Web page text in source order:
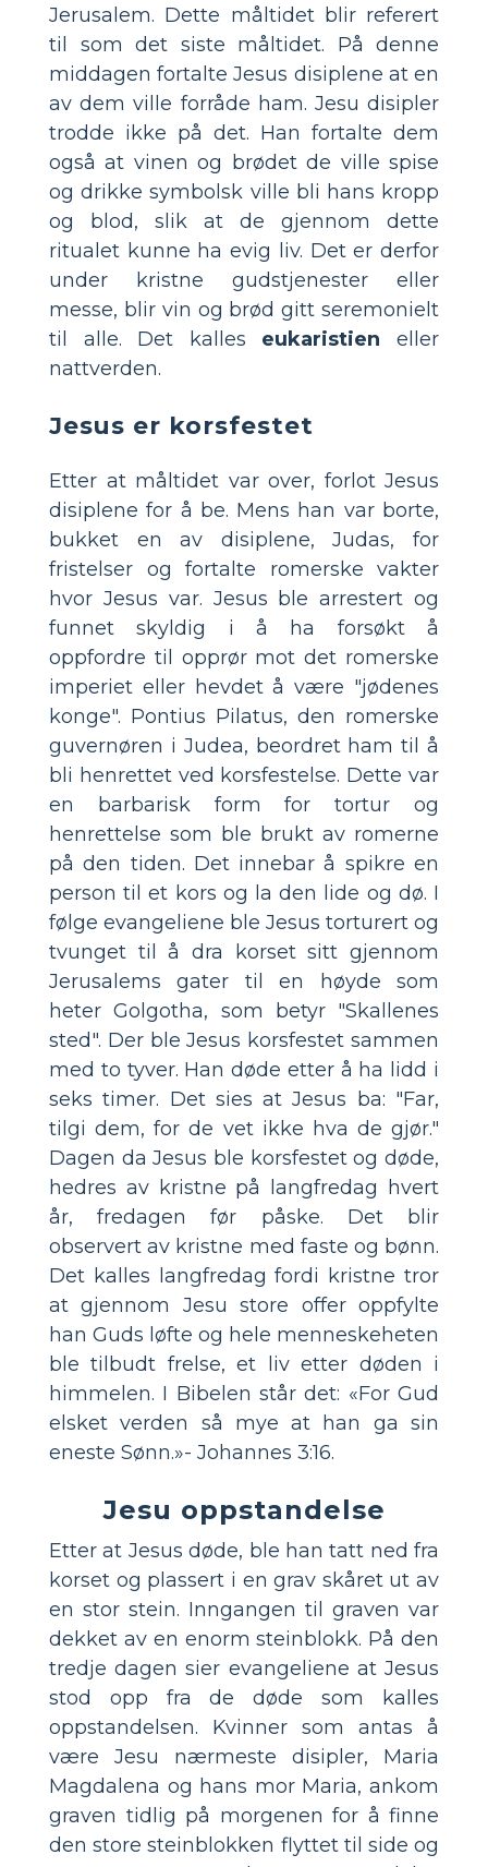
Jerusalem. Dette måltidet blir referert
til som det siste måltidet. På denne
middagen fortalte Jesus disiplene at en
av dem ville forråde ham. Jesu disipler
trodde ikke på det. Han fortalte dem
også at vinen og brødet de ville spise
og drikke symbolsk ville bli hans kropp
og blod, slik at de gjennom dette
ritualet kunne ha evig liv. Det er derfor
under kristne gudstjenester eller
messe, blir vin og brød gitt seremonielt
til alle. Det kalles eukaristien eller
nattverden.
Jesus er korsfestet
Etter at måltidet var over, forlot Jesus
disiplene for å be. Mens han var borte,
bukket en av disiplene, Judas, for
fristelser og fortalte romerske vakter
hvor Jesus var. Jesus ble arrestert og
funnet skyldig i å ha forsøkt å
oppfordre til opprør mot det romerske
imperiet eller hevdet å være "jødenes
konge". Pontius Pilatus, den romerske
guvernøren i Judea, beordret ham til å
bli henrettet ved korsfestelse. Dette var
en barbarisk form for tortur og
henrettelse som ble brukt av romerne
på den tiden. Det innebar å spikre en
person til et kors og la den lide og dø. I
følge evangeliene ble Jesus torturert og
tvunget til å dra korset sitt gjennom
Jerusalems gater til en høyde som
heter Golgotha, som betyr "Skallenes
sted". Der ble Jesus korsfestet sammen
med to tyver. Han døde etter å ha lidd i
seks timer. Det sies at Jesus ba: "Far,
tilgi dem, for de vet ikke hva de gjør."
Dagen da Jesus ble korsfestet og døde,
hedres av kristne på langfredag hvert
år, fredagen før påske. Det blir
observert av kristne med faste og bønn.
Det kalles langfredag fordi kristne tror
at gjennom Jesu store offer oppfylte
han Guds løfte og hele menneskeheten
ble tilbudt frelse, et liv etter døden i
himmelen. I Bibelen står det: «For Gud
elsket verden så mye at han ga sin
eneste Sønn.»- Johannes 3:16.
Jesu oppstandelse
Etter at Jesus døde, ble han tatt ned fra
korset og plassert i en grav skåret ut av
en stor stein. Inngangen til graven var
dekket av en enorm steinblokk. På den
tredje dagen sier evangeliene at Jesus
stod opp fra de døde som kalles
oppstandelsen. Kvinner som antas å
være Jesu nærmeste disipler, Maria
Magdalena og hans mor Maria, ankom
graven tidlig på morgenen for å finne
den store steinblokken flyttet til side og